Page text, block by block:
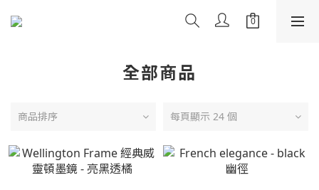
全部商品
商品排序 每頁顯示 24 個